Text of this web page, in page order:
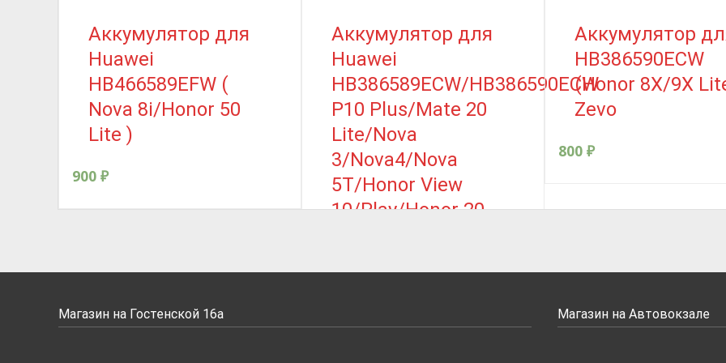
Аккумулятор для
Huawei
HB466589EFW (
Nova 8i/Honor 50
Lite )
900 ₽
Аккумулятор для
Huawei
HB386589ECW/HB386590ECW
P10 Plus/Mate 20
Lite/Nova
3/Nova4/Nova
5T/Honor View
10/Play/Honor 20
Аккумулятор
HB386590ECW
(Honor 8X/9X
Zevo
800 ₽
Магазин на Гостенской 16а Магазин на Автовокзале